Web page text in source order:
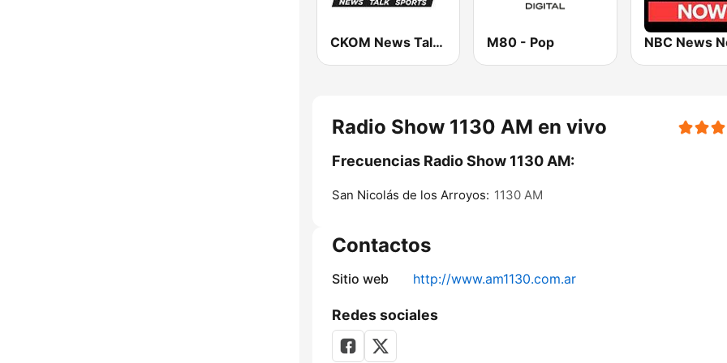
CKOM News Talk 650 AM M80 - Pop NBC News
Radio Show 1130 AM en vivo
Frecuencias Radio Show 1130 AM:
San Nicolás de los Arroyos: 1130 AM
Contactos
Sitio web http://www.am1130.com.ar
Redes sociales